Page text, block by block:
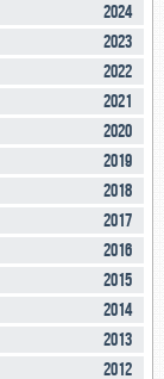
2024
2023
2022
2021
2020
2019
2018
2017
2016
2015
2014
2013
2012